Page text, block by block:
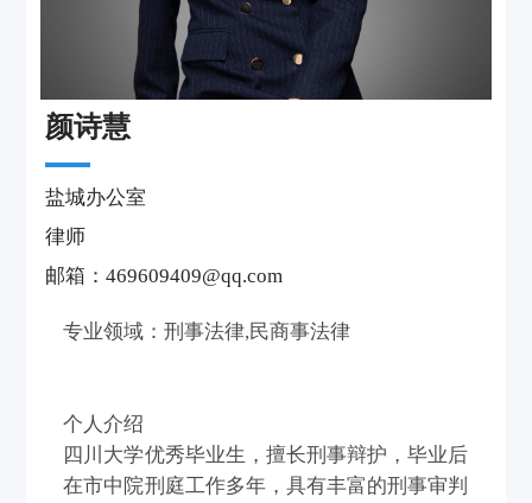
颜诗慧
盐城办公室
律师
邮箱：469609409@qq.com
专业领域：刑事法律,民商事法律
个人介绍
四川大学优秀毕业生，擅长刑事辩护，毕业后
在市中院刑庭工作多年，具有丰富的刑事审判